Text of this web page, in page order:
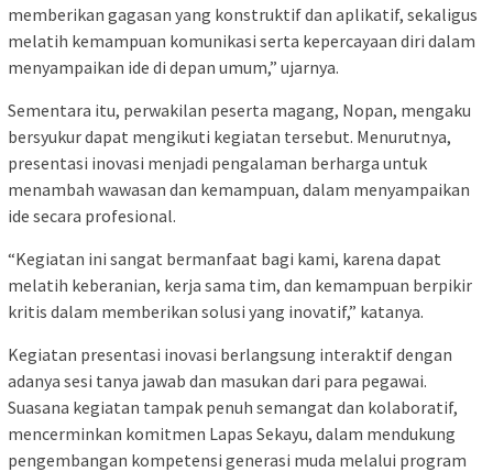
memberikan gagasan yang konstruktif dan aplikatif, sekaligus
melatih kemampuan komunikasi serta kepercayaan diri dalam
menyampaikan ide di depan umum,” ujarnya.
Sementara itu, perwakilan peserta magang, Nopan, mengaku
bersyukur dapat mengikuti kegiatan tersebut. Menurutnya,
presentasi inovasi menjadi pengalaman berharga untuk
menambah wawasan dan kemampuan, dalam menyampaikan
ide secara profesional.
“Kegiatan ini sangat bermanfaat bagi kami, karena dapat
melatih keberanian, kerja sama tim, dan kemampuan berpikir
kritis dalam memberikan solusi yang inovatif,” katanya.
Kegiatan presentasi inovasi berlangsung interaktif dengan
adanya sesi tanya jawab dan masukan dari para pegawai.
Suasana kegiatan tampak penuh semangat dan kolaboratif,
mencerminkan komitmen Lapas Sekayu, dalam mendukung
pengembangan kompetensi generasi muda melalui program